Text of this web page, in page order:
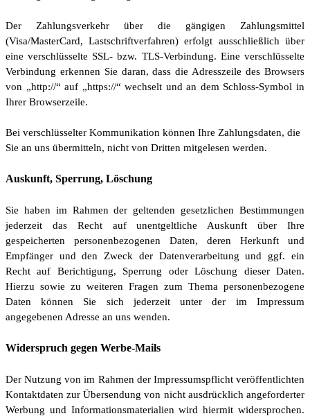
Der Zahlungsverkehr über die gängigen Zahlungsmittel
(Visa/MasterCard, Lastschriftverfahren) erfolgt ausschließlich über
eine verschlüsselte SSL- bzw. TLS-Verbindung. Eine verschlüsselte
Verbindung erkennen Sie daran, dass die Adresszeile des Browsers
von „http://“ auf „https://“ wechselt und an dem Schloss-Symbol in
Ihrer Browserzeile.
Bei verschlüsselter Kommunikation können Ihre Zahlungsdaten, die
Sie an uns übermitteln, nicht von Dritten mitgelesen werden.
Auskunft, Sperrung, Löschung
Sie haben im Rahmen der geltenden gesetzlichen Bestimmungen
jederzeit das Recht auf unentgeltliche Auskunft über Ihre
gespeicherten personenbezogenen Daten, deren Herkunft und
Empfänger und den Zweck der Datenverarbeitung und ggf. ein
Recht auf Berichtigung, Sperrung oder Löschung dieser Daten.
Hierzu sowie zu weiteren Fragen zum Thema personenbezogene
Daten können Sie sich jederzeit unter der im Impressum
angegebenen Adresse an uns wenden.
Widerspruch gegen Werbe-Mails
Der Nutzung von im Rahmen der Impressumspflicht veröffentlichten
Kontaktdaten zur Übersendung von nicht ausdrücklich angeforderter
Werbung und Informationsmaterialien wird hiermit widersprochen.